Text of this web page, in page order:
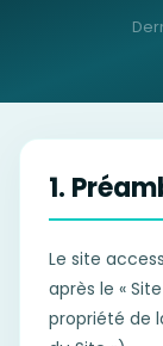
1.
Le site
après le «
propriété de